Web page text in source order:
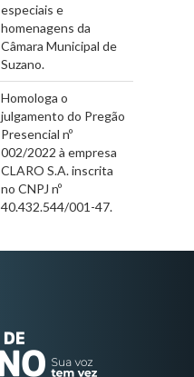
especiais e
homenagens da
Câmara Municipal de
Suzano.
Homologa o
julgamento do Pregão
Presencial nº
002/2022 à empresa
CLARO S.A. inscrita
no CNPJ nº
40.432.544/001-47.